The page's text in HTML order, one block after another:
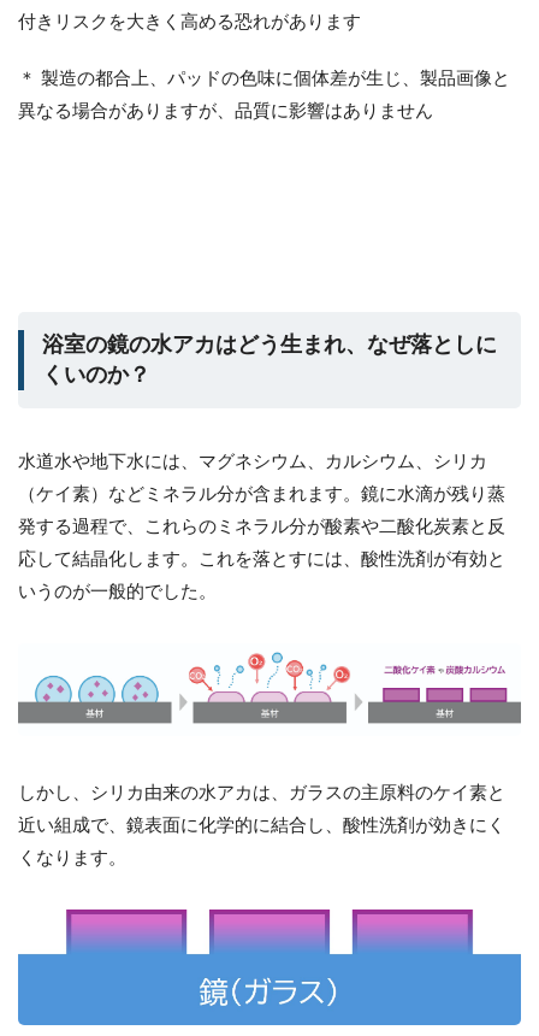
付きリスクを大きく高める恐れがあります
＊ 製造の都合上、パッドの色味に個体差が生じ、製品画像と
異なる場合がありますが、品質に影響はありません
浴室の鏡の水アカはどう生まれ、なぜ落としに
くいのか？
水道水や地下水には、マグネシウム、カルシウム、シリカ
（ケイ素）などミネラル分が含まれます。鏡に水滴が残り蒸
発する過程で、これらのミネラル分が酸素や二酸化炭素と反
応して結晶化します。これを落とすには、酸性洗剤が有効と
いうのが一般的でした。
しかし、シリカ由来の水アカは、ガラスの主原料のケイ素と
近い組成で、鏡表面に化学的に結合し、酸性洗剤が効きにく
くなります。